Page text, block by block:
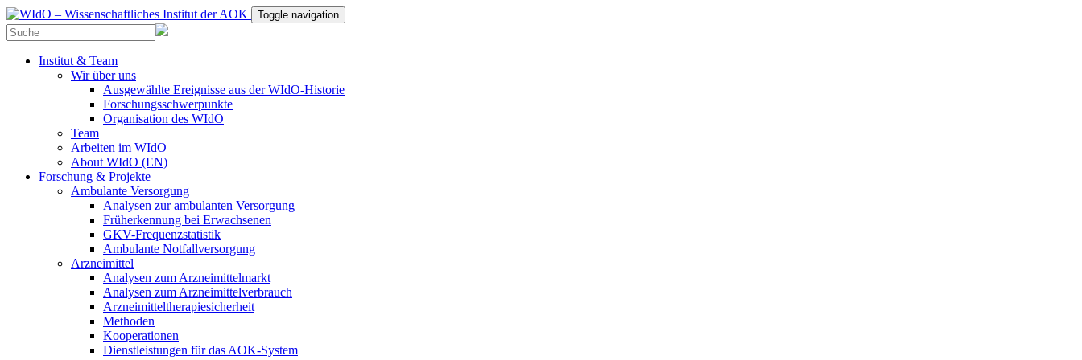
Toggle navigation
Institut & Team
Wir über uns
Ausgewählte Ereignisse aus der WIdO-Historie
Forschungsschwerpunkte
Organisation des WIdO
Team
Arbeiten im WIdO
About WIdO (EN)
Forschung & Projekte
Ambulante Versorgung
Analysen zur ambulanten Versorgung
Früherkennung bei Erwachsenen
GKV-Frequenzstatistik
Ambulante Notfallversorgung
Arzneimittel
Analysen zum Arzneimittelmarkt
Analysen zum Arzneimittelverbrauch
Arzneimitteltherapiesicherheit
Methoden
Kooperationen
Dienstleistungen für das AOK-System